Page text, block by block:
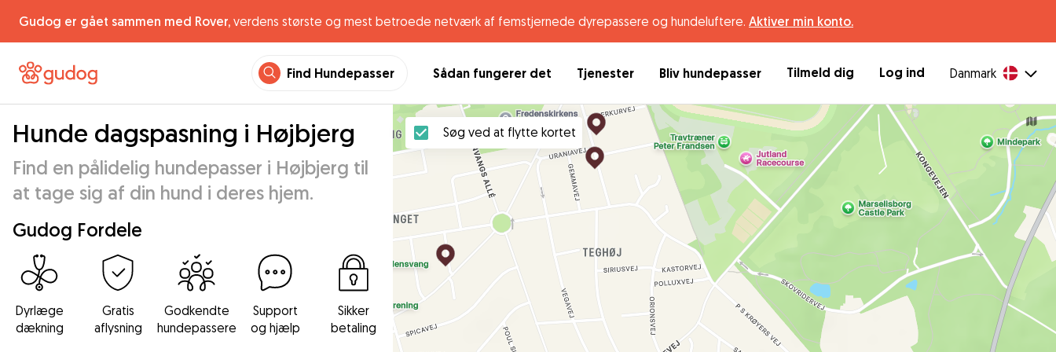
Gudog er gået sammen med Rover, verdens største og mest betroede netværk af femstjernede dyrepassere og hundeluftere. Aktiver min konto.
Find Hundepasser Sådan fungerer det Tjenester Bliv hundepasser Tilmeld dig Log ind Danmark
Hunde dagspasning i Højbjerg
Find en pålidelig hundepasser i Højbjerg til
at tage sig af din hund i deres hjem.
Gudog Fordele
Dyrlæge
dækning
Gratis
aflysning
Godkendte
hundepassere
Support
og hjælp
Sikker
betaling
Søg ved at flytte kortet